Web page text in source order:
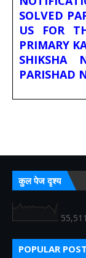
SOLVED
US FOR
PRIMARY
SHIKSHA
PARISHAD
कुल पेज दृश्य
POPULAR